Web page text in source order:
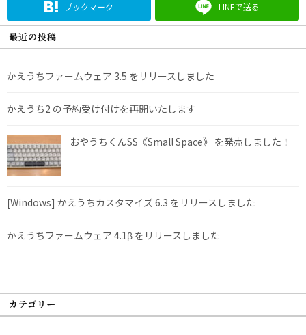
ブックマーク LINEで送る
最近の投稿
かえうちファームウェア 3.5 をリリースしました
かえうち2 の予約受け付けを再開いたします
おやうちくんSS《Small Space》 を発売しました！
[Windows] かえうちカスタマイズ 6.3 をリリースしました
かえうちファームウェア 4.1β をリリースしました
カテゴリー